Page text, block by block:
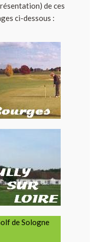
de ces
ci-dessous :
de Sologne